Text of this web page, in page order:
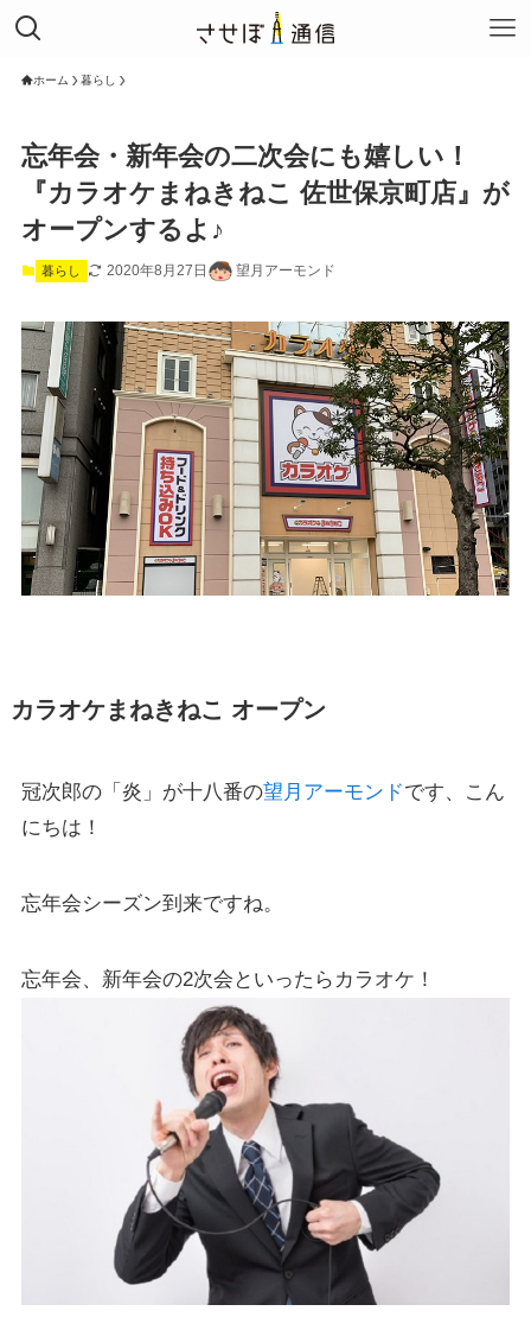
ホーム 暮らし
忘年会・新年会の二次会にも嬉しい！
『カラオケまねきねこ 佐世保京町店』が
オープンするよ♪
暮らし 2020年8月27日 望月アーモンド
カラオケまねきねこ オープン
冠次郎の「炎」が十八番の望月アーモンドです、こん
にちは！
忘年会シーズン到来ですね。
忘年会、新年会の2次会といったらカラオケ！